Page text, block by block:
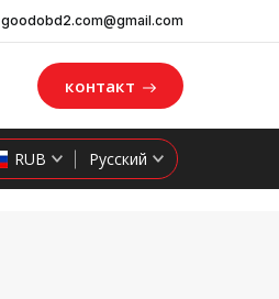
goodobd2.com@gmail.com
контакт
RUB Русский